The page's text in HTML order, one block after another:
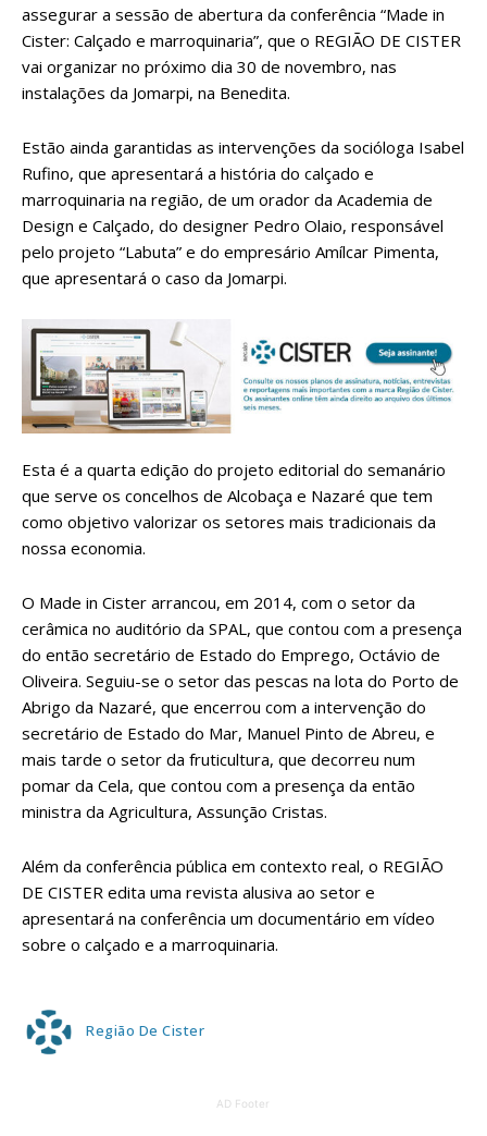
assegurar a sessão de abertura da conferência “Made in
Cister: Calçado e marroquinaria”, que o REGIÃO DE CISTER
vai organizar no próximo dia 30 de novembro, nas
instalações da Jomarpi, na Benedita.
Estão ainda garantidas as intervenções da socióloga Isabel
Rufino, que apresentará a história do calçado e
marroquinaria na região, de um orador da Academia de
Design e Calçado, do designer Pedro Olaio, responsável
pelo projeto “Labuta” e do empresário Amílcar Pimenta,
que apresentará o caso da Jomarpi.
Esta é a quarta edição do projeto editorial do semanário
que serve os concelhos de Alcobaça e Nazaré que tem
como objetivo valorizar os setores mais tradicionais da
nossa economia.
O Made in Cister arrancou, em 2014, com o setor da
cerâmica no auditório da SPAL, que contou com a presença
do então secretário de Estado do Emprego, Octávio de
Oliveira. Seguiu-se o setor das pescas na lota do Porto de
Abrigo da Nazaré, que encerrou com a intervenção do
secretário de Estado do Mar, Manuel Pinto de Abreu, e
mais tarde o setor da fruticultura, que decorreu num
pomar da Cela, que contou com a presença da então
ministra da Agricultura, Assunção Cristas.
Além da conferência pública em contexto real, o REGIÃO
DE CISTER edita uma revista alusiva ao setor e
apresentará na conferência um documentário em vídeo
sobre o calçado e a marroquinaria.
Região De Cister
AD Footer